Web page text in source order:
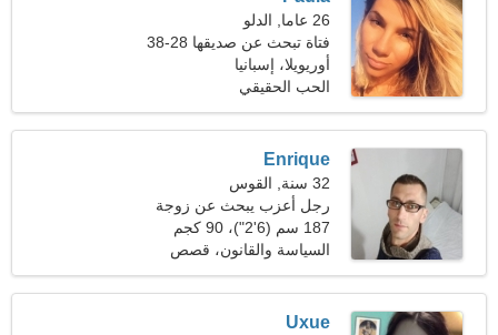
26 عاما, الدلو
فتاة تبحث عن صديقها 28-38
أوريويلا، إسبانيا
الحب الحقيقي
Enrique
32 سنة, القوس
رجل أعزب يبحث عن زوجة
187 سم (6'2")، 90 كجم
(198 رطلا)
السياسة والقانون، قصص
مصورة يابانية
Uxue